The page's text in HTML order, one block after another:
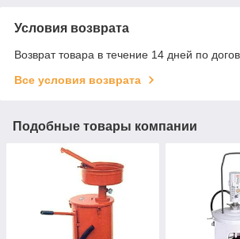
Условия возврата
Возврат товара в течение 14 дней по
Все условия возврата
Подобные товары компании